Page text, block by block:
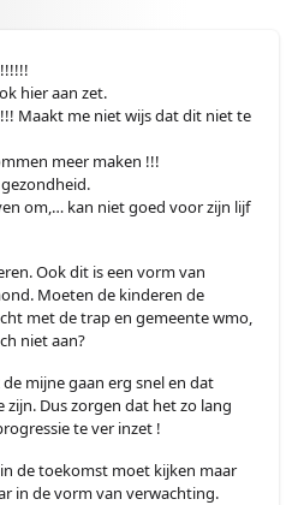
hier aan zet.
Maakt me niet wijs dat dit niet te
meer maken !!!
om,… kan niet goed voor zijn lijf
Ook dit is een vorm van
Moeten de kinderen de
met de trap en gemeente wmo,
niet aan?
mijne gaan erg snel en dat
Dus zorgen dat het zo lang
te ver inzet !
de toekomst moet kijken maar
in de vorm van verwachting.